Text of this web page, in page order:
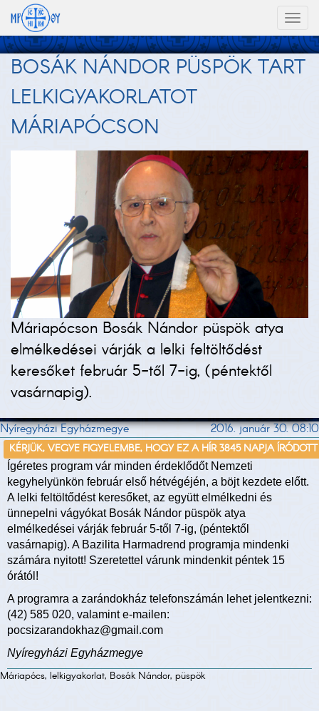
BOSÁK NÁNDOR PÜSPÖK TART
LELKIGYAKORLATOT
MÁRIAPÓCSON
Máriapócson Bosák Nándor püspök atya
elmélkedései várják a lelki feltöltődést
keresőket február 5-től 7-ig, (péntektől
vasárnapig).
Nyíregyházi Egyházmegye 2016. január 30. 08:10
KÉRJÜK, VEGYE FIGYELEMBE, HOGY EZ A HÍR 3845 NAPJA ÍRÓDOTT
Ígéretes program vár minden érdeklődőt Nemzeti
kegyhelyünkön február első hétvégéjén, a böjt kezdete előtt.
A lelki feltöltődést keresőket, az együtt elmélkedni és
ünnepelni vágyókat Bosák Nándor püspök atya
elmélkedései várják február 5-től 7-ig, (péntektől
vasárnapig). A Bazilita Harmadrend programja mindenki
számára nyitott! Szeretettel várunk mindenkit péntek 15
órától!
A programra a zarándokház telefonszámán lehet jelentkezni:
(42) 585 020, valamint e-mailen:
pocsizarandokhaz@gmail.com
Nyíregyházi Egyházmegye
Máriapócs, lelkigyakorlat, Bosák Nándor, püspök